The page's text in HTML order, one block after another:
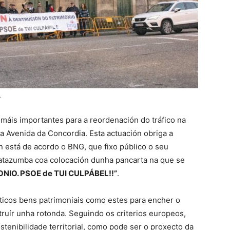
importantes para a reordenación do tráfico na
da Concordia. Esta actuación obriga a
de acordo o BNG, que fixo público o seu
coa colocación dunha pancarta na que se
PSOE de TUI CULPÁBEL!!”.
bens patrimoniais como estes para encher o
unha rotonda. Seguindo os criterios europeos,
territorial, como pode ser o proxecto da